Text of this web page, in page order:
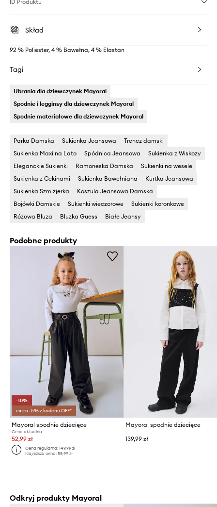
ID Produktu
Skład
92 % Poliester, 4 % Bawełna, 4 % Elastan
Tagi
Ubrania dla dziewczynek Mayoral
Spodnie i legginsy dla dziewczynek Mayoral
Spodnie materiałowe dla dziewczynek Mayoral
Parka Damska Sukienka Jeansowa
Trencz damski
Sukienka Maxi na Lato
Spódnica Jeansowa
Sukienka z Wiskozy
Eleganckie Sukienki
Ramoneska Damska
Sukienki na wesele
Sukienka z Cekinami
Sukienka Bawełniana
Kurtka Jeansowa
Sukienka Szmizjerka
Koszula Jeansowa Damska
Bojówki Damskie
Sukienki wieczorowe
Sukienki koronkowe
Różowa Bluza
Bluzka Guess Białe Jeansy
Podobne produkty
-10%
extra -5% z kodem: OFF*
Mayoral spodnie dziecięce
Cena aktualna:
52,99 zł
Cena regularna:149,99 zł
Najniższa cena:58,99 zł
Mayoral spodnie dziecięce
139,99 zł
Odkryj produkty Mayoral